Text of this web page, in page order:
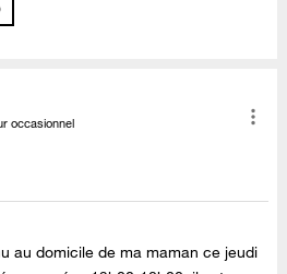
occasionnel
au domicile de ma maman ce jeudi